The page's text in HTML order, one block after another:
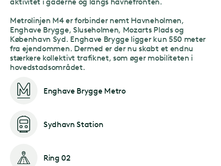
Metrolinjen M4 er forbinder nemt Havneholmen,
Enghave Brygge, Sluseholmen, Mozarts Plads og
København Syd. Enghave Brygge ligger kun 550 meter
fra ejendommen. Dermed er der nu skabt et endnu
stærkere kollektivt trafiknet, som øger mobiliteten i
hovedstadsområdet.
Enghave Brygge Metro
Sydhavn Station
Ring 02